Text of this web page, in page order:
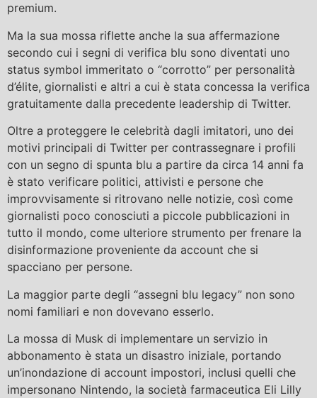
premium.
Ma la sua mossa riflette anche la sua affermazione
secondo cui i segni di verifica blu sono diventati uno
status symbol immeritato o “corrotto” per personalità
d’élite, giornalisti e altri a cui è stata concessa la verifica
gratuitamente dalla precedente leadership di Twitter.
Oltre a proteggere le celebrità dagli imitatori, uno dei
motivi principali di Twitter per contrassegnare i profili
con un segno di spunta blu a partire da circa 14 anni fa
è stato verificare politici, attivisti e persone che
improvvisamente si ritrovano nelle notizie, così come
giornalisti poco conosciuti a piccole pubblicazioni in
tutto il mondo, come ulteriore strumento per frenare la
disinformazione proveniente da account che si
spacciano per persone.
La maggior parte degli “assegni blu legacy” non sono
nomi familiari e non dovevano esserlo.
La mossa di Musk di implementare un servizio in
abbonamento è stata un disastro iniziale, portando
un’inondazione di account impostori, inclusi quelli che
impersonano Nintendo, la società farmaceutica Eli Lilly